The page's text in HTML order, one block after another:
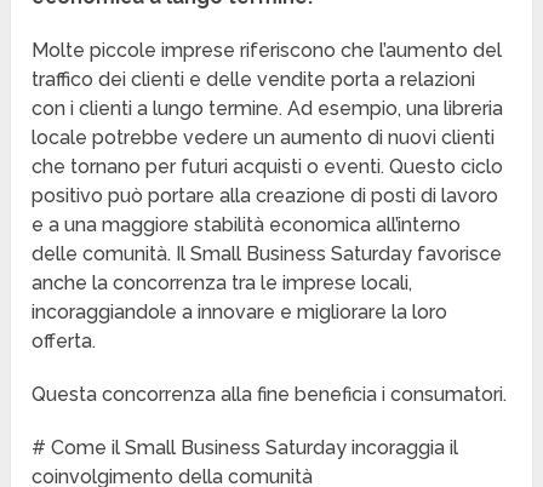
Molte piccole imprese riferiscono che l’aumento del
traffico dei clienti e delle vendite porta a relazioni
con i clienti a lungo termine. Ad esempio, una libreria
locale potrebbe vedere un aumento di nuovi clienti
che tornano per futuri acquisti o eventi. Questo ciclo
positivo può portare alla creazione di posti di lavoro
e a una maggiore stabilità economica all’interno
delle comunità. Il Small Business Saturday favorisce
anche la concorrenza tra le imprese locali,
incoraggiandole a innovare e migliorare la loro
offerta.
Questa concorrenza alla fine beneficia i consumatori.
# Come il Small Business Saturday incoraggia il
coinvolgimento della comunità